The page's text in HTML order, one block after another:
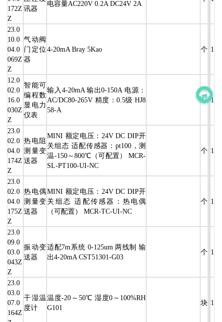
172Z
Z
讯器
电容量AC220V 0.2A DC24V 2A
23.0
10.0
04.0
069Z
Z
气动阀
门定位
器
4-20mA Bray 5Kao 个 1
12.0
02.0
16.0
030Z
Z
智能可
编程数
显电力
仪表
输入4-20mA 输出0-150A 电源：
AC/DC80-265V 精度：0.5级 HJ8
58-A
个 1
23.0
02.0
04.0
174Z
Z
热电阻
测量变
送器
MINI 额定电压：24V DC DIP开
关组态 适配传感器：pt100，测
温-150～800℃（可配置） MCR-
SL-PT100-UI-NC
个 1
23.0
02.0
04.0
175Z
Z
热电偶
测量变
送器
MINI 额定电压：24V DC DIP开
关组态 适配传感器：热电偶
（可配置） MCR-TC-UI-NC
个 1
23.0
09.0
03.0
043Z
Z
振动变
送器
适配7m系统 0-125um 两线制 输
出4-20mA CST51301-G03
个 1
23.0
03.0
07.0
164Z
干湿温
度计
温度-20～50℃ 湿度0～100%RH
G101
块 1